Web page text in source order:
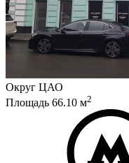
Округ ЦАО
Площадь 66.10 м2